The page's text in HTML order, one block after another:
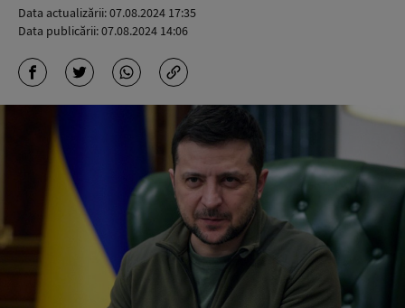
Data actualizării:07.08.2024 17:35
Data publicării:07.08.2024 14:06